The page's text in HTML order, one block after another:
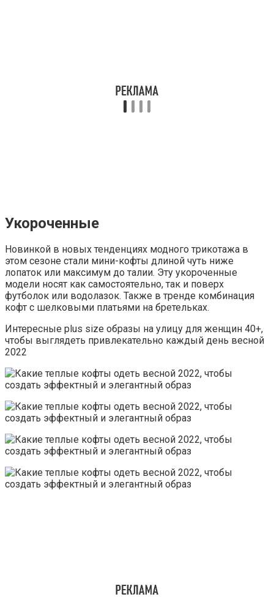
Укороченные
Новинкой в новых тенденциях модного трикотажа в
этом сезоне стали мини-кофты длиной чуть ниже
лопаток или максимум до талии. Эту укороченные
модели носят как самостоятельно, так и поверх
футболок или водолазок. Также в тренде комбинация
кофт с шелковыми платьями на бретельках.
Интересные plus size образы на улицу для женщин 40+,
чтобы выглядеть привлекательно каждый день весной
2022